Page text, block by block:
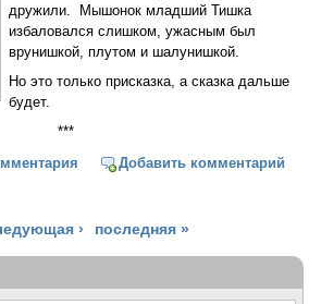
дружили. Мышонок младший Тишка
избаловался слишком, ужасным был
врунишкой, плутом и шалунишкой.
Но это только присказка, а сказка дальше
будет.
***
Добавить комментарий
› последняя »